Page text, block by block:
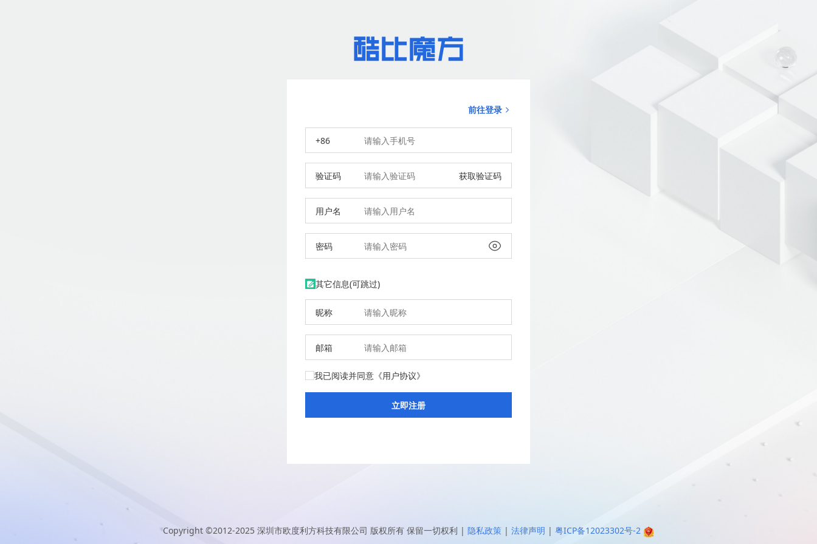
前往登录
+86
验证码 获取验证码
用户名
密码
其它信息(可跳过)
昵称
邮箱
我已阅读并同意 《用户协议》
Copyright ©2012-2025 深圳市欧度利方科技有限公司 版权所有 保留一切权利 | 隐私政策 | 法律声明 | 粤ICP备12023302号-2